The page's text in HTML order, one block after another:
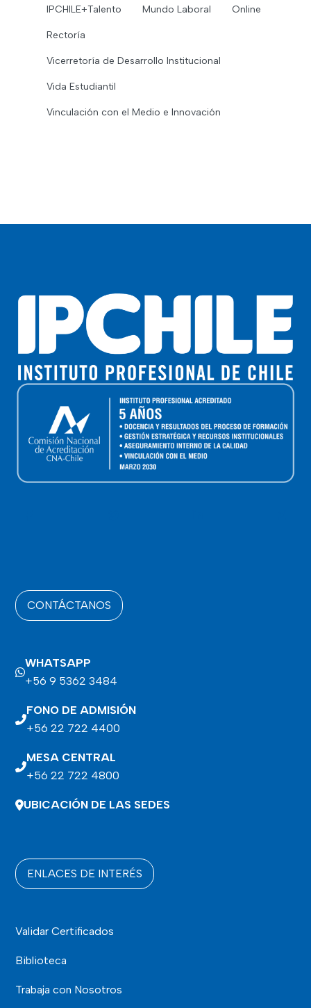
IPCHILE+Talento Mundo Laboral Online
Rectoría
Vicerretoría de Desarrollo Institucional
Vida Estudiantil
Vinculación con el Medio e Innovación
CONTÁCTANOS
WHATSAPP
+56 9 5362 3484
FONO DE ADMISIÓN
+56 22 722 4400
MESA CENTRAL
+56 22 722 4800
UBICACIÓN DE LAS SEDES
ENLACES DE INTERÉS
Validar Certificados
Biblioteca
Trabaja con Nosotros